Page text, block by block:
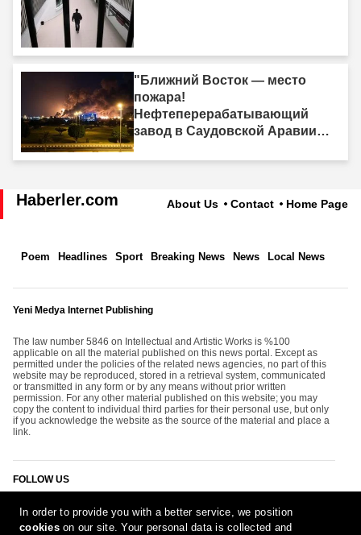
"Ближний Восток — место
пожара!
Нефтеперерабатывающий
завод в Саудовской Аравии
Haberler.com About Us Contact Home Page
Poem Headlines Sport Breaking News News Local News
Yeni Medya Internet Publishing
The law number 5846 on Intellectual and Artistic Works is %100
applicable on all the material published on this news portal. Except as
permitted under the policies of the related news agencies, no part of this
website may be reproduced, stored in a retrieval system, communicated
or transmitted in any form or by any means without prior written
permission. For any other material published on this website; you may
copy the content to individual third parties for their personal use, but only
if you acknowledge the website as the source of the material and place a
link.
FOLLOW US
In order to provide you with a better service, we position
cookieson our site. Your personal data is collected and